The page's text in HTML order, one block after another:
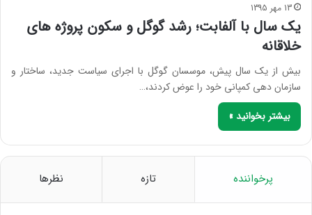
13 مهر 1395
یک سال با آلفابت؛ رشد گوگل و سکون پروژه های
خلاقانه
بیش از یک سال پیش، موسسان گوگل با اجرای سیاست جدید، ساختار و
سازمان دهی کمپانی خود را عوض کردند،…
بیشتر بخوانید »
پرخواننده تازه نظرها